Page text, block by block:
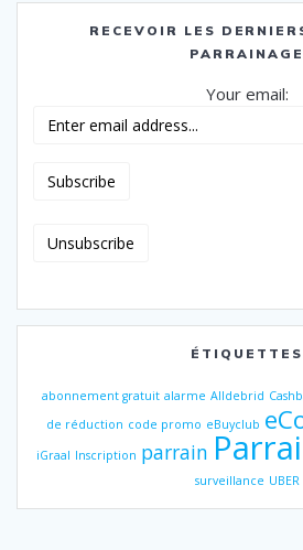
RECEVOIR LES
PARRAINAGE
Your email:
ÉTIQUETTES
abonnement gratuit alarme Alldebrid
de réduction code promo eBuyclub
iGraal Inscription parrain
surveillance UBER